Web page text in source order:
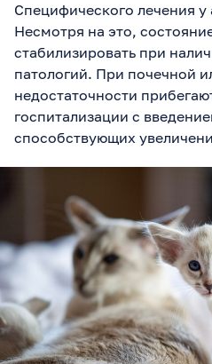
Специфического лечения у
Несмотря на это,
стабилизировать при
патологий. При почечной
недостаточности
госпитализации с
способствующих